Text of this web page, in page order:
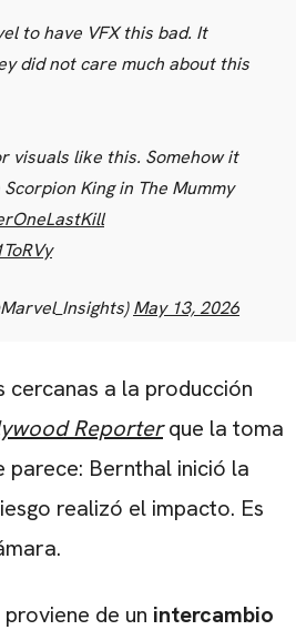
to have VFX this bad. It
did not care much about this
visuals like this. Somehow it
King in The Mummy
May 13, 2026
cercanas a la producción
Reporterque la toma
parece: Bernthal inició la
realizó el impacto. Es
de un intercambio